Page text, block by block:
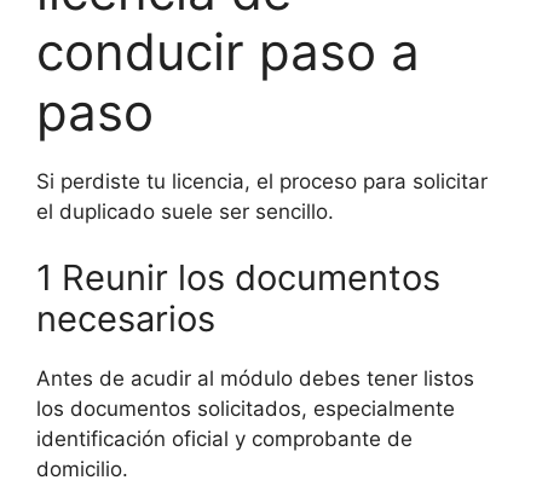
conducir paso a
paso
Si perdiste tu licencia, el proceso para solicitar
el duplicado suele ser sencillo.
1 Reunir los documentos
necesarios
Antes de acudir al módulo debes tener listos
los documentos solicitados, especialmente
identificación oficial y comprobante de
domicilio.